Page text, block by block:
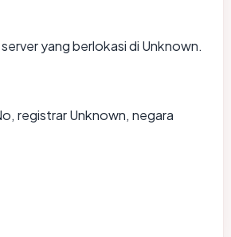
yang berlokasi di Unknown.
registrar Unknown, negara